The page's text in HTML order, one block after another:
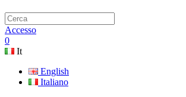
Accesso
0
It
English
Italiano